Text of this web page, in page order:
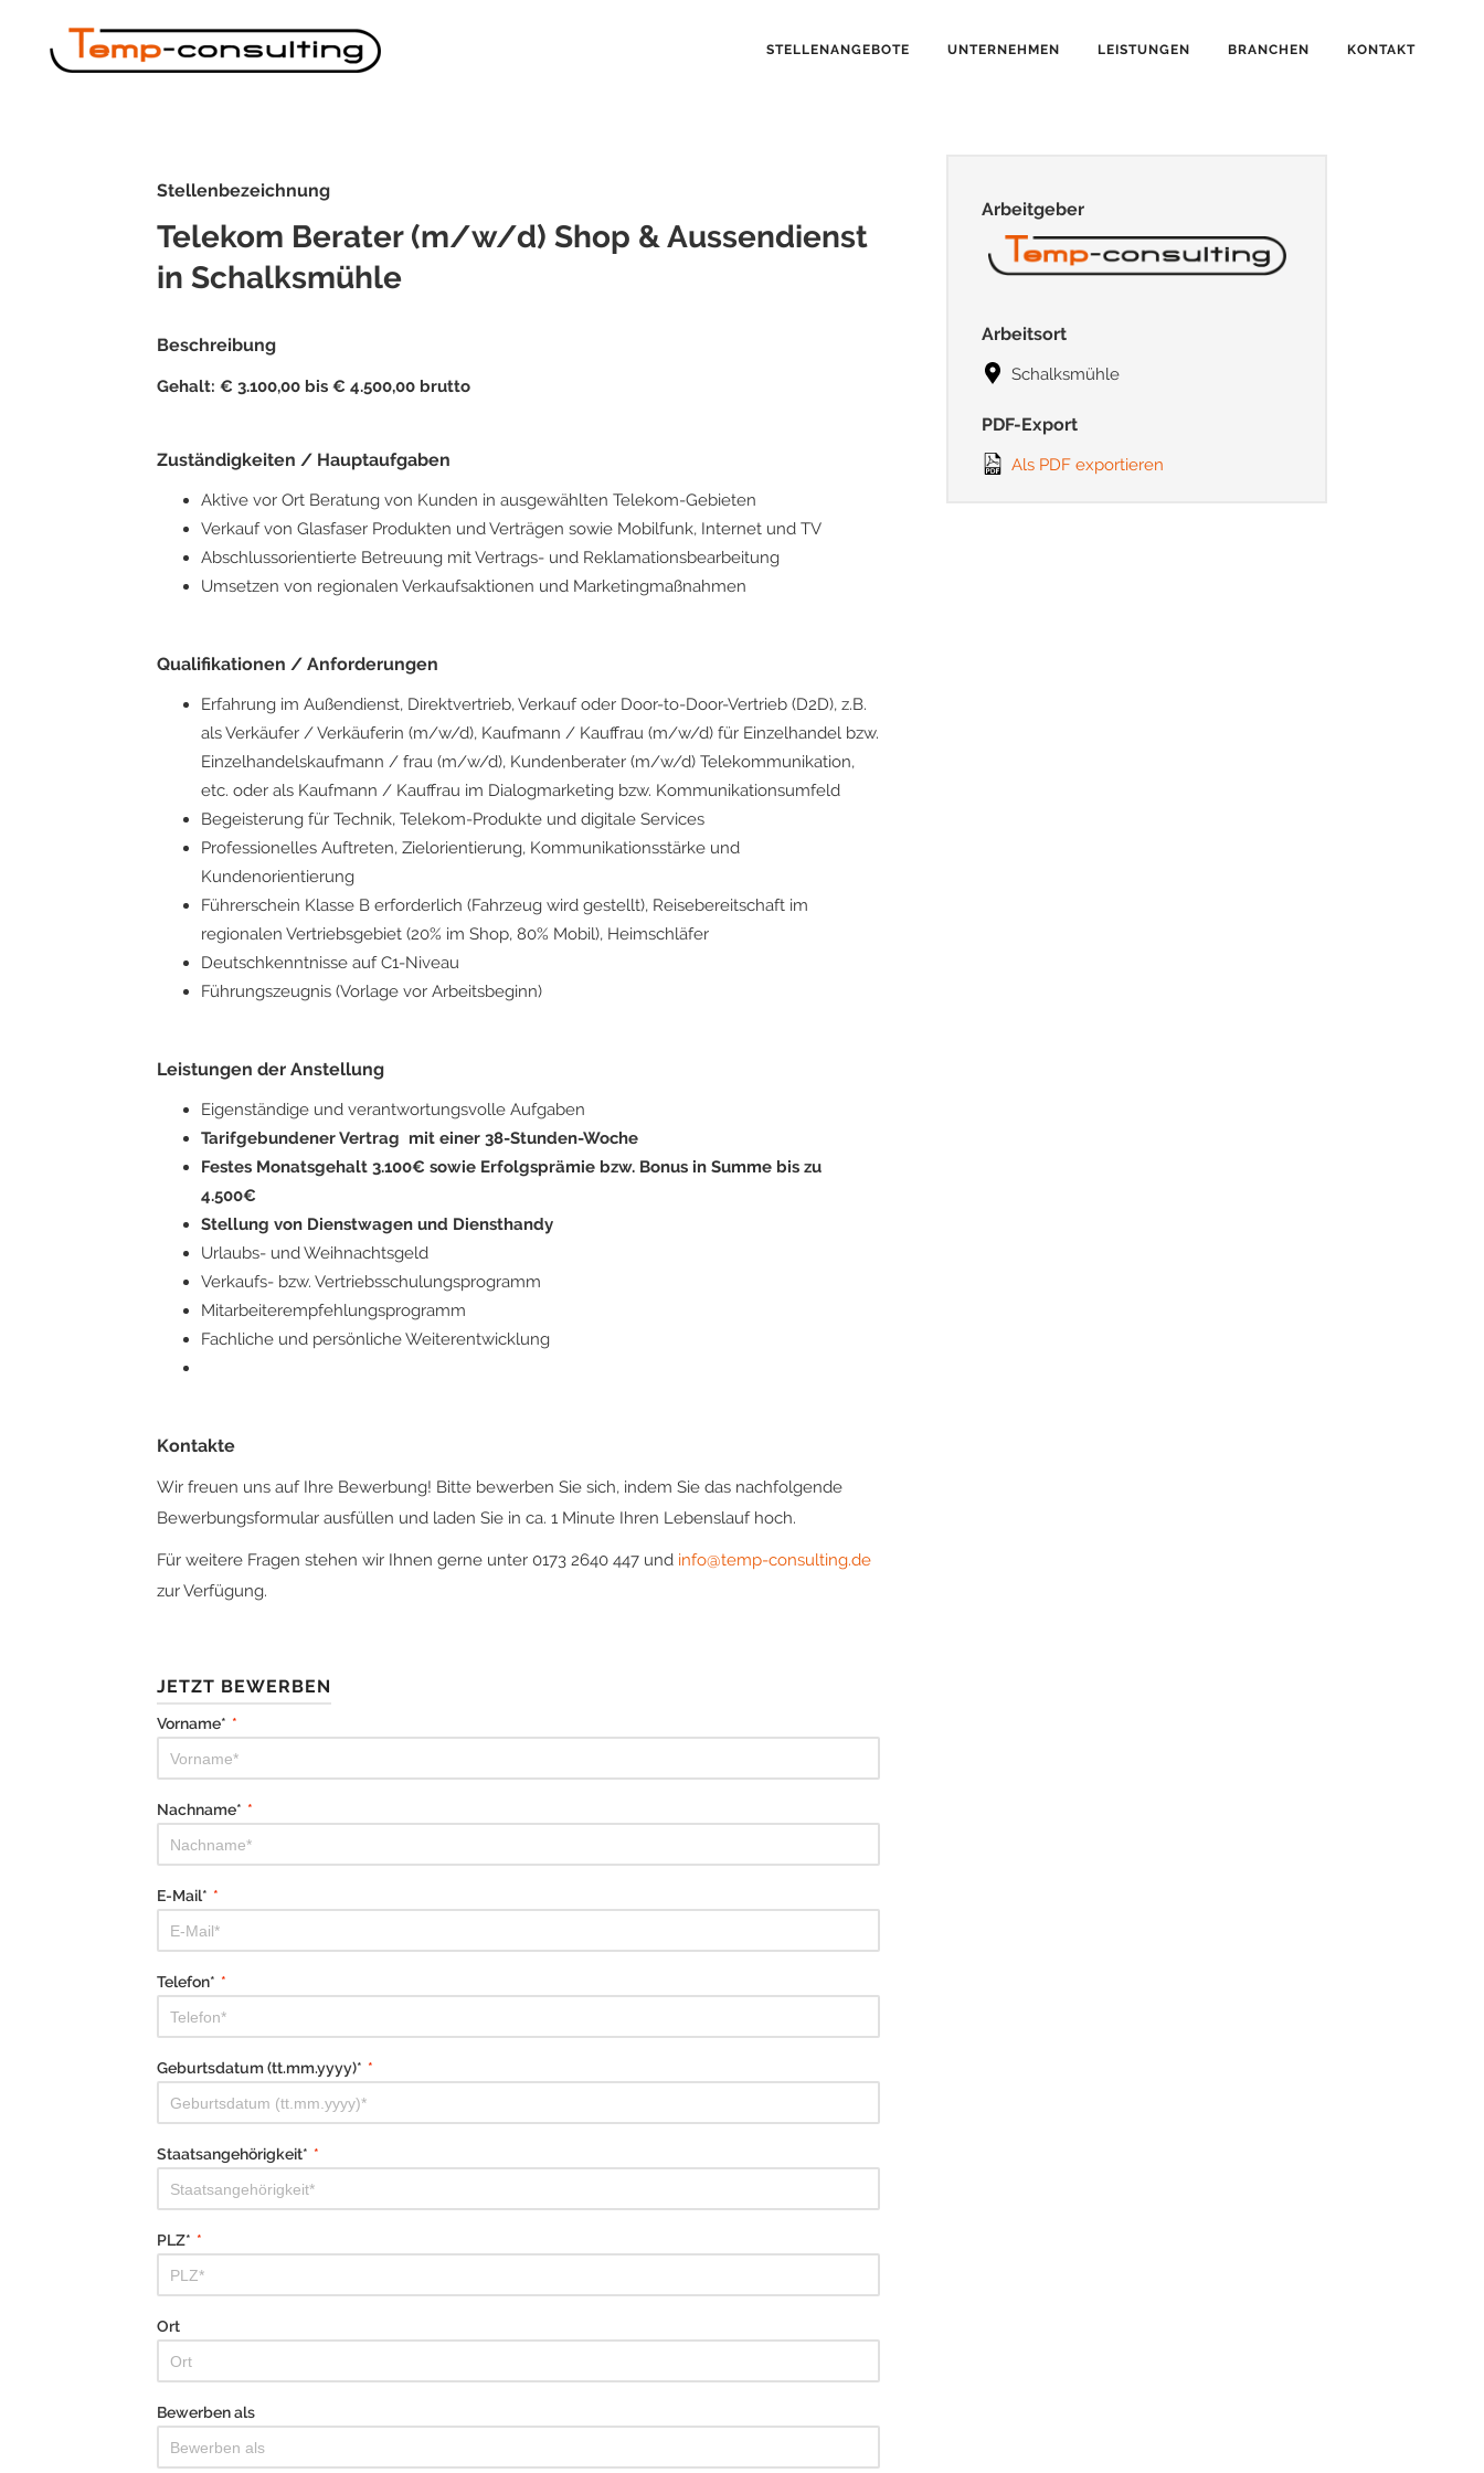
STELLENANGEBOTE UNTERNEHMEN LEISTUNGEN BRANCHEN KONTAKT
Stellenbezeichnung
Telekom Berater (m/w/d) Shop & Aussendienst
in Schalksmühle
Beschreibung
Gehalt: € 3.100,00 bis € 4.500,00 brutto
Zuständigkeiten / Hauptaufgaben
Aktive vor Ort Beratung von Kunden in ausgewählten Telekom-Gebieten
Verkauf von Glasfaser Produkten und Verträgen sowie Mobilfunk, Internet und TV
Abschlussorientierte Betreuung mit Vertrags- und Reklamationsbearbeitung
Umsetzen von regionalen Verkaufsaktionen und Marketingmaßnahmen
Qualifikationen / Anforderungen
Erfahrung im Außendienst, Direktvertrieb, Verkauf oder Door-to-Door-Vertrieb (D2D), z.B.
als Verkäufer / Verkäuferin (m/w/d), Kaufmann / Kauffrau (m/w/d) für Einzelhandel bzw.
Einzelhandelskaufmann / frau (m/w/d), Kundenberater (m/w/d) Telekommunikation,
etc. oder als Kaufmann / Kauffrau im Dialogmarketing bzw. Kommunikationsumfeld
Begeisterung für Technik, Telekom-Produkte und digitale Services
Professionelles Auftreten, Zielorientierung, Kommunikationsstärke und
Kundenorientierung
Führerschein Klasse B erforderlich (Fahrzeug wird gestellt), Reisebereitschaft im
regionalen Vertriebsgebiet (20% im Shop, 80% Mobil), Heimschläfer
Deutschkenntnisse auf C1-Niveau
Führungszeugnis (Vorlage vor Arbeitsbeginn)
Leistungen der Anstellung
Eigenständige und verantwortungsvolle Aufgaben
Tarifgebundener Vertrag mit einer 38-Stunden-Woche
Festes Monatsgehalt 3.100€ sowie Erfolgsprämie bzw. Bonus in Summe bis zu
4.500€
Stellung von Dienstwagen und Diensthandy
Urlaubs- und Weihnachtsgeld
Verkaufs- bzw. Vertriebsschulungsprogramm
Mitarbeiterempfehlungsprogramm
Fachliche und persönliche Weiterentwicklung
Kontakte
Wir freuen uns auf Ihre Bewerbung! Bitte bewerben Sie sich, indem Sie das nachfolgende
Bewerbungsformular ausfüllen und laden Sie in ca. 1 Minute Ihren Lebenslauf hoch.
Für weitere Fragen stehen wir Ihnen gerne unter 0173 2640 447 und info@temp-consulting.de
zur Verfügung.
JETZT BEWERBEN
Vorname* *
Nachname* *
E-Mail* *
Telefon* *
Geburtsdatum (tt.mm.yyyy)* *
Staatsangehörigkeit* *
PLZ* *
Ort
Bewerben als
Arbeitgeber
Arbeitsort
Schalksmühle
PDF-Export
Als PDF exportieren